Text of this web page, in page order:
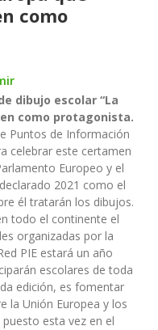
como
dibujo escolar “La
como protagonista.
Puntos de Información
celebrar este certamen
Europeo y el
2021 como el
él tratarán los dibujos.
todo el continente el
organizadas por la
PIE estará un año
escolares de toda
edición, es fomentar
la Unión Europea y los
esta vez en el